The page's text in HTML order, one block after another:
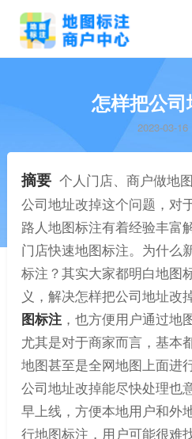
怎样把公
2023-03-16
摘要 个人门店、商户做地
公司地址改掉这个问题，对
路人地图标注有着经验丰富
门店快速地图标注。为什么
标注？其实大家都明白地图
义，解决怎样把公司地址改
图标注，也方便用户通过地
尤其是对于商家而言，基本
地图甚至是全网地图上面进
公司地址改掉能尽快处理也
早上线，方便本地用户和外
行地图标注，用户可能很难